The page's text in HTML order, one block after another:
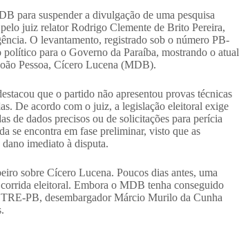
para suspender a divulgação de uma pesquisa
juiz relator Rodrigo Clemente de Brito Pereira,
O levantamento, registrado sob o número PB-
para o Governo da Paraíba, mostrando o atual
Pessoa, Cícero Lucena (MDB).
que o partido não apresentou provas técnicas
De acordo com o juiz, a legislação eleitoral exige
de dados precisos ou de solicitações para perícia
se encontra em fase preliminar, visto que as
imediato à disputa.
sobre Cícero Lucena. Poucos dias antes, uma
eleitoral. Embora o MDB tenha conseguido
PB, desembargador Márcio Murilo da Cunha